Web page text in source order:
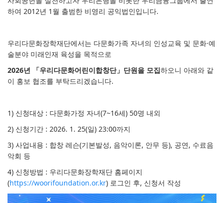
하여 2012년 1월 출범한 비영리 공익법인입니다.
우리다문화장학재단에서는 다문화가족 자녀의 인성교육 및 문화·예
술분야 미래인재 육성을 목적으로
2026년 「우리다문화어린이합창단」단원을 모집하오니 아래와 같
이 홍보 협조를 부탁드리겠습니다.
1) 신청대상 : 다문화가정 자녀(7~16세) 50명 내외
2) 신청기간 : 2026. 1. 25(일) 23:00까지
3) 사업내용 : 합창 레슨(기본발성, 음악이론, 안무 등), 공연, 수료음
악회 등
4) 신청방법 : 우리다문화장학재단 홈페이지
(https://woorifoundation.or.kr) 로그인 후, 신청서 작성